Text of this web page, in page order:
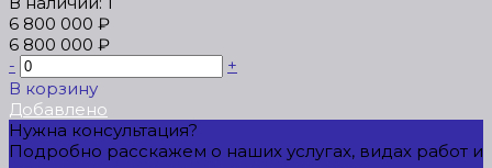
6 800 000 ₽
6 800 000 ₽
-
+
В корзину
Добавлено
Нужна консультация?
Подробно расскажем о наших услугах, видах работ и